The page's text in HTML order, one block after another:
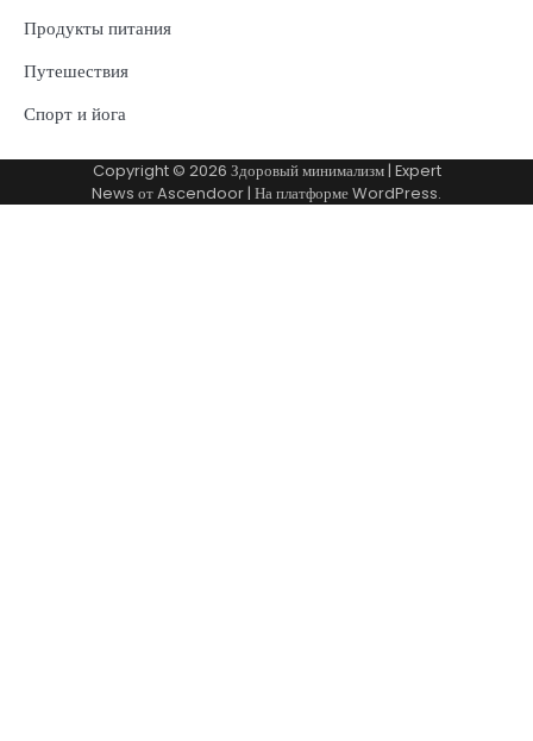
Продукты питания
Путешествия
Спорт и йога
Copyright © 2026 Здоровый минимализм| Expert
News отAscendoor| На платформеWordPress.